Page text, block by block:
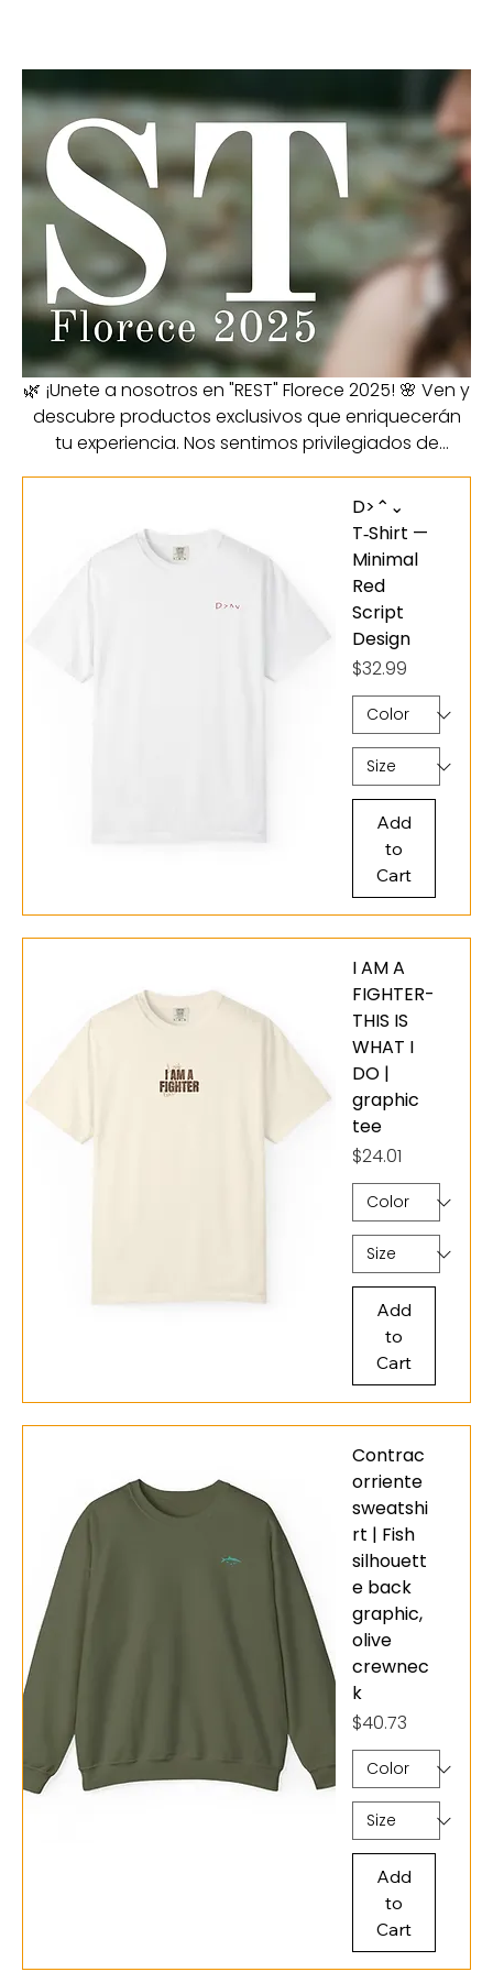
🌿 ¡Unete a nosotros en "REST" Florece 2025! 🌸 Ven y
descubre productos exclusivos que enriquecerán
tu experiencia. Nos sentimos privilegiados de
esperamos para vivir juntos esta experiencia única!
D>⌃⌄
T‑Shirt —
Minimal
Red
Script
Design
Price
$32.99
Add
to
Cart
I AM A
FIGHTER-
THIS IS
WHAT I
DO |
graphic
tee
Price
$24.01
Add
to
Cart
Contrac
orriente
sweatshi
rt | Fish
silhouett
e back
graphic,
olive
crewnec
k
Price
$40.73
Add
to
Cart